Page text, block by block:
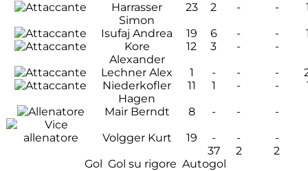
Harrasser
Simon
23 2 - -
Isufaj Andrea
19 6 - -
Kore
Alexander
12 3 -
-
Lechner Alex
1 - - -
Niederkofler
Hagen
11 1 - -
Mair Berndt
8 - -
-
Volgger Kurt
19 - -
-
37
2
2
Gol Gol su rigore Autogol